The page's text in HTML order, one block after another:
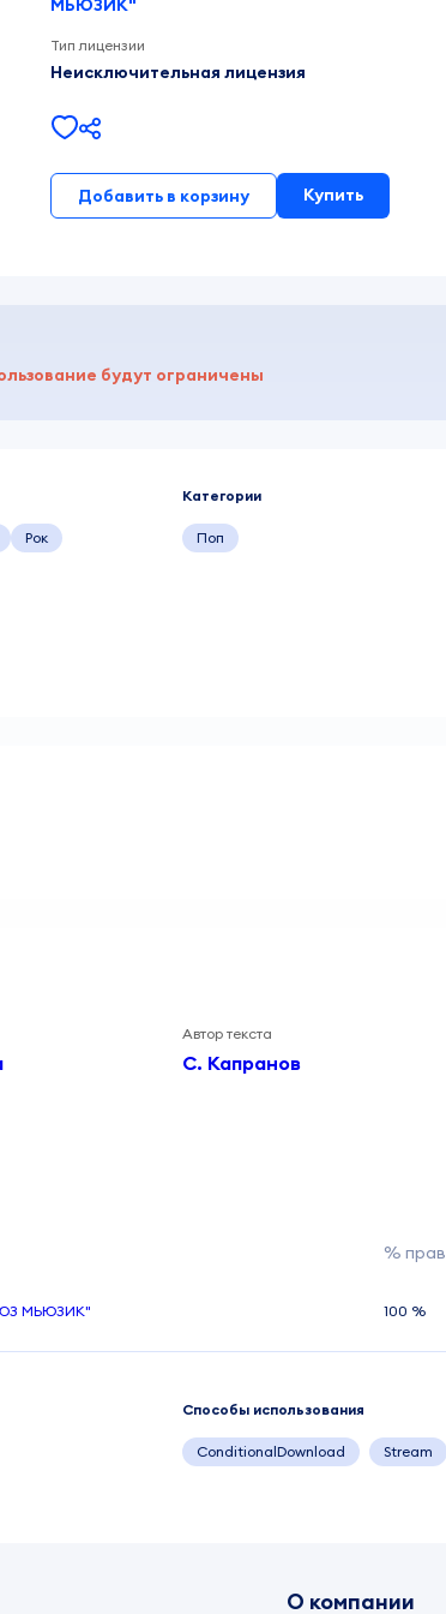
МЬЮЗИК"
Тип лицензии
Неисключительная лицензия
Добавить в корзину Купить
будут ограничены
Рок
Категории
Поп
Автор текста
С. Капранов
% прав
МЬЮЗИК" 100 %
Способы использования
ConditionalDownload Stream
О компании